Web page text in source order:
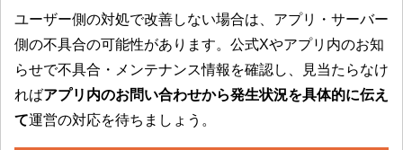
ユーザー側の対処で改善しない場合は、アプリ・サーバー
側の不具合の可能性があります。公式Xやアプリ内のお知
らせで不具合・メンテナンス情報を確認し、見当たらなけ
ればアプリ内のお問い合わせから発生状況を具体的に伝え
て運営の対応を待ちましょう。